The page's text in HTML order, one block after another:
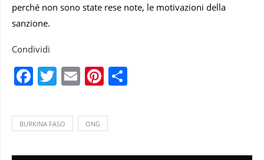
perché non sono state rese note, le motivazioni della
sanzione.
Condividi
Facebook
Twitter
EmailPinterest
BURKINA FASO ONG